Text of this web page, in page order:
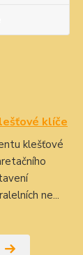
klíče
klešťové
ne...